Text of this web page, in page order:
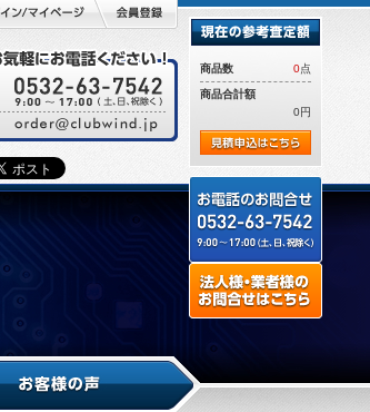
商品数 0点
商品合計額
0円